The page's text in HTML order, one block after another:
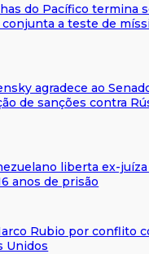
do Pacífico termina
a teste de
agradece ao
de sanções contra
liberta ex-juíza
anos de prisão
Rubio por conflito
Unidos